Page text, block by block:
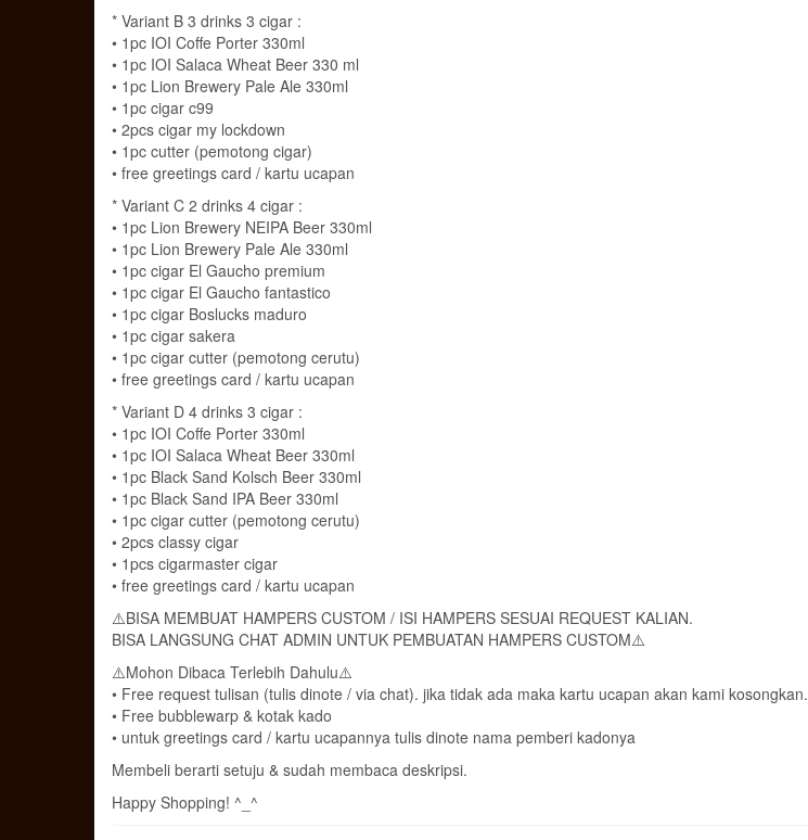
* Variant B 3 drinks 3 cigar :
• 1pc IOI Coffe Porter 330ml
• 1pc IOI Salaca Wheat Beer 330 ml
• 1pc Lion Brewery Pale Ale 330ml
• 1pc cigar c99
• 2pcs cigar my lockdown
• 1pc cutter (pemotong cigar)
• free greetings card / kartu ucapan
* Variant C 2 drinks 4 cigar :
• 1pc Lion Brewery NEIPA Beer 330ml
• 1pc Lion Brewery Pale Ale 330ml
• 1pc cigar El Gaucho premium
• 1pc cigar El Gaucho fantastico
• 1pc cigar Boslucks maduro
• 1pc cigar sakera
• 1pc cigar cutter (pemotong cerutu)
• free greetings card / kartu ucapan
* Variant D 4 drinks 3 cigar :
• 1pc IOI Coffe Porter 330ml
• 1pc IOI Salaca Wheat Beer 330ml
• 1pc Black Sand Kolsch Beer 330ml
• 1pc Black Sand IPA Beer 330ml
• 1pc cigar cutter (pemotong cerutu)
• 2pcs classy cigar
• 1pcs cigarmaster cigar
• free greetings card / kartu ucapan
⚠️BISA MEMBUAT HAMPERS CUSTOM / ISI HAMPERS SESUAI REQUEST KALIAN.
BISA LANGSUNG CHAT ADMIN UNTUK PEMBUATAN HAMPERS CUSTOM⚠️
⚠️Mohon Dibaca Terlebih Dahulu⚠️
• Free request tulisan (tulis dinote / via chat). jika tidak ada maka kartu ucapan akan kami kosongkan.
• Free bubblewarp & kotak kado
• untuk greetings card / kartu ucapannya tulis dinote nama pemberi kadonya
Membeli berarti setuju & sudah membaca deskripsi.
Happy Shopping! ^_^